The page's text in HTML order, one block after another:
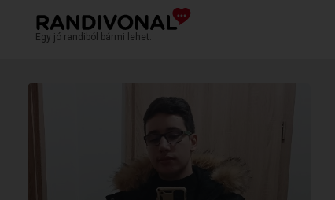
Egy jó randiból bármi lehet.